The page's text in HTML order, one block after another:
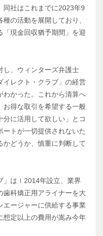
同社はこれまでに2023年9
の活動を展開しており、
「現金回収猶予期間」を迎
し、ウィンターズ弁護士
イレクト・クラブ」の経営
わかった。これから清算へ
お得な取引を希望する一般
に活用して欲しい」とコ
ートが一切提供されないた
どうか、慎重に判断して
」はｌ2014年設立、業界
歯科矯正用アライナーを大
エージャーに供給する事業
想定以上の費用が嵩み今年